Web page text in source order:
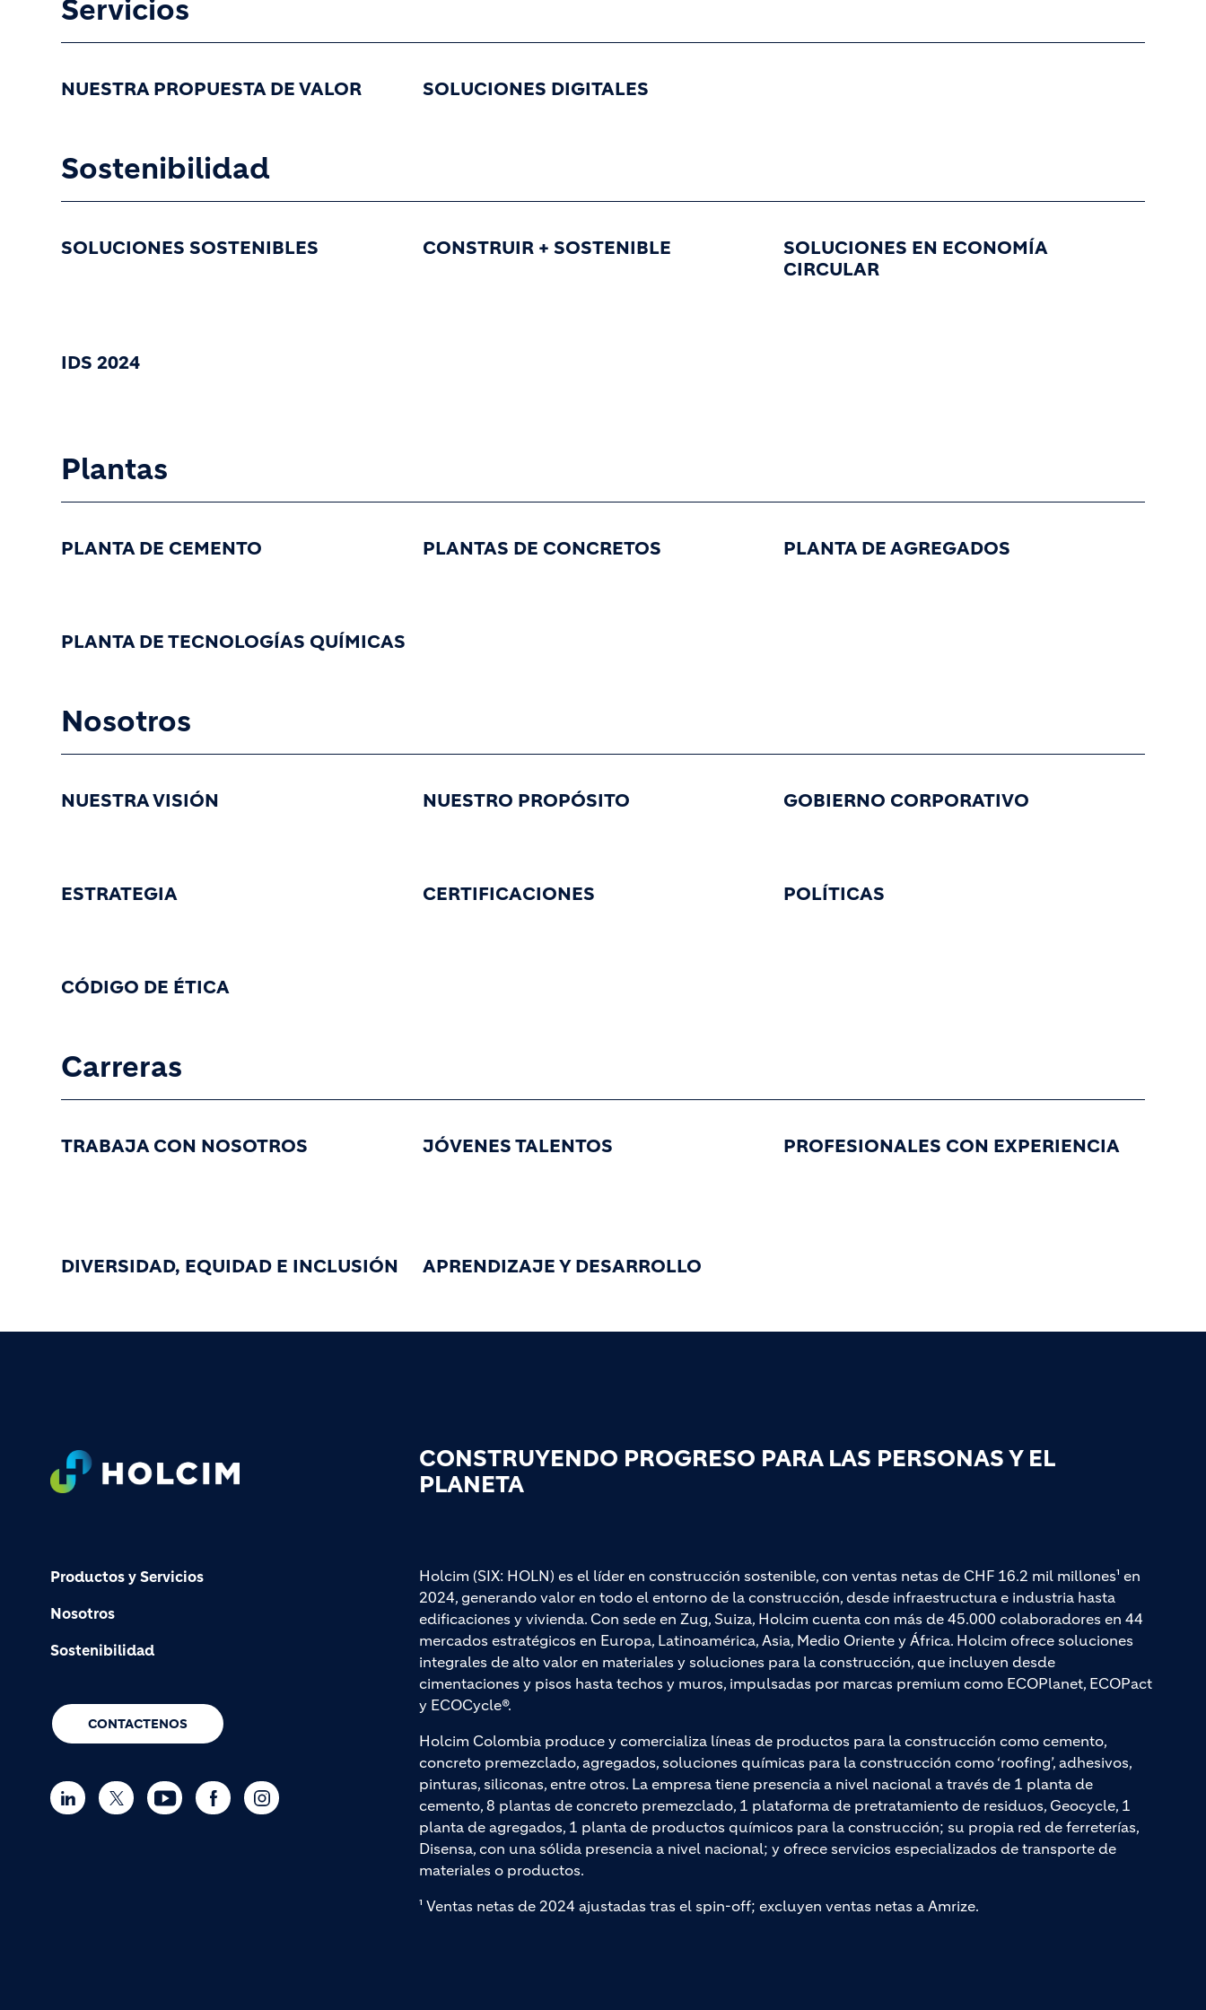
Servicios
NUESTRA PROPUESTA DE VALOR SOLUCIONES DIGITALES
Sostenibilidad
SOLUCIONES SOSTENIBLES CONSTRUIR + SOSTENIBLE
SOLUCIONES EN ECONOMÍA
CIRCULAR
IDS 2024
Plantas
PLANTA DE CEMENTO PLANTAS DE CONCRETOS PLANTA DE AGREGADOS
PLANTA DE TECNOLOGÍAS QUÍMICAS
Nosotros
NUESTRA VISIÓN NUESTRO PROPÓSITO GOBIERNO CORPORATIVO
ESTRATEGIA CERTIFICACIONES POLÍTICAS
CÓDIGO DE ÉTICA
Carreras
TRABAJA CON NOSOTROS JÓVENES TALENTOS PROFESIONALES CON EXPERIENCIA
DIVERSIDAD, EQUIDAD E INCLUSIÓN APRENDIZAJE Y DESARROLLO
CONSTRUYENDO PROGRESO PARA LAS PERSONAS Y EL
PLANETA
Productos y Servicios
Nosotros
Sostenibilidad
CONTACTENOS
Holcim (SIX: HOLN) es el líder en construcción sostenible, con ventas netas de CHF 16.2 mil millones¹ en
2024, generando valor en todo el entorno de la construcción, desde infraestructura e industria hasta
edificaciones y vivienda. Con sede en Zug, Suiza, Holcim cuenta con más de 45.000 colaboradores en 44
mercados estratégicos en Europa, Latinoamérica, Asia, Medio Oriente y África. Holcim ofrece soluciones
integrales de alto valor en materiales y soluciones para la construcción, que incluyen desde
cimentaciones y pisos hasta techos y muros, impulsadas por marcas premium como ECOPlanet, ECOPact
y ECOCycle®.
Holcim Colombia produce y comercializa líneas de productos para la construcción como cemento,
concreto premezclado, agregados, soluciones químicas para la construcción como ‘roofing’, adhesivos,
pinturas, siliconas, entre otros. La empresa tiene presencia a nivel nacional a través de 1 planta de
cemento, 8 plantas de concreto premezclado, 1 plataforma de pretratamiento de residuos, Geocycle, 1
planta de agregados, 1 planta de productos químicos para la construcción; su propia red de ferreterías,
Disensa, con una sólida presencia a nivel nacional; y ofrece servicios especializados de transporte de
materiales o productos.
¹ Ventas netas de 2024 ajustadas tras el spin-off; excluyen ventas netas a Amrize.